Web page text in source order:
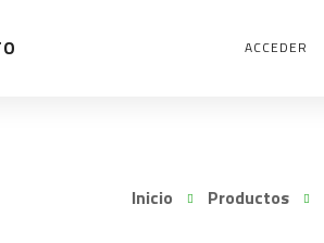
ACCEDER
Inicio Productos